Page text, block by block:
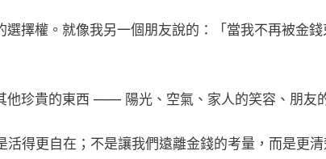
擇權。就像我另一個朋友說的：「當我不再被金
他珍貴的東西 —— 陽光、空氣、家人的笑容、朋友
得更自在；不是讓我們遠離金錢的考量，而是更清